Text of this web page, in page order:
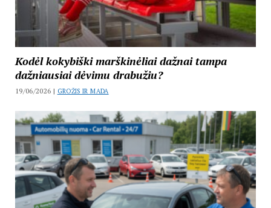
Kodėl kokybiški marškinėliai dažnai tampa
dažniausiai dėvimu drabužiu?
19/06/2026 | GROŽIS IR MADA